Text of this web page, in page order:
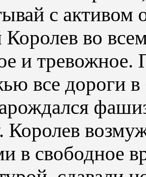
с активом
во
и тревожное.
все дороги
Королев
в свободное